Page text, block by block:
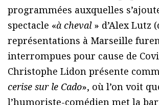
programmées auxquelles
spectacle «à cheval » d’Alex Lutz
représentations à Marseille
interrompues pour cause de
Christophe Lidon présente
cerise sur le Cado», où l’on voit
l’humoriste-comédien met la